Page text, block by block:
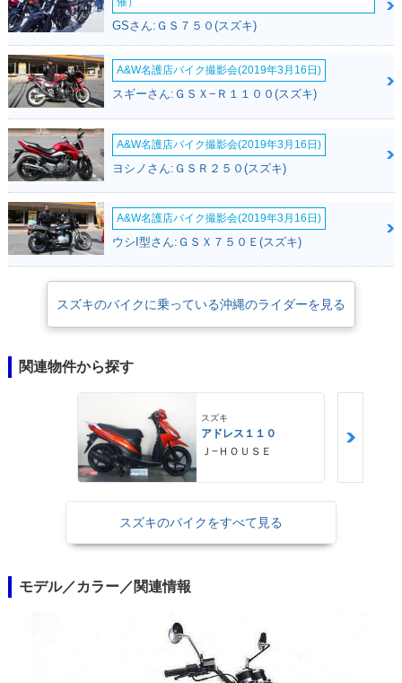
GSさん:ＧＳ７５０(スズキ)
A&W名護店バイク撮影会(2019年3月16日)
スギーさん:ＧＳＸ−Ｒ１１００(スズキ)
A&W名護店バイク撮影会(2019年3月16日)
ヨシノさん:ＧＳＲ２５０(スズキ)
A&W名護店バイク撮影会(2019年3月16日)
ウシI型さん:ＧＳＸ７５０Ｅ(スズキ)
スズキのバイクに乗っている沖縄のライダーを見る
関連物件から探す
スズキ
アドレス１１０
Ｊ−ＨＯＵＳＥ
スズキのバイクをすべて見る
モデル／カラー／関連情報